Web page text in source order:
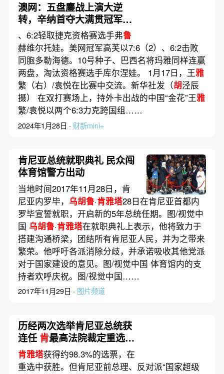
澳网：五盘鏖战上演大逆
转，辛纳首夺大满贯冠军｜
赛事
、6:2轻取捷克资格赛选手弗鲁
赫维尔托娃。美网冠军高芙以7:6（2）、6:2击败
同胞多勒海德。10号种子、巴西名将玛雅同样连赢
两盘，淘汰资格赛选手库尔涅娃。 1月17日，王雅
繁（右）/袁悦在比赛中交流。新华社发（胡泾辰
摄） 在双打赛场上，持外卡出战的中国“金花”王雅
繁/袁悦以两个6:3力克跨国组……
2024年1月28日 · 财新mini+
肯尼亚总统就职典礼 民众闯
体育馆警方出动
当地时间2017年11月28日，肯
尼亚内罗毕， 乌胡鲁·肯雅塔28日在肯尼亚首都内
罗毕宣誓就职，开启新的5年总统任期。图/视觉中
国 乌胡鲁·肯雅塔在就职典礼上表示，他将致力于
搭建沟通桥梁，团结所有肯尼亚人民，并为之带来
繁荣。他呼吁各派消除分歧，并承诺吸收其他党派
对于国家建设的意见。图/视觉中国 体育馆内的支
持者欢呼庆祝。图/视觉中国……
2017年11月29日 · 图片频道
历经两次选举肯尼亚总统获
连任肯最高法院裁定重选有
效
肯雅塔获得约98.3%的选票，在
重选中获胜。但肯尼亚前总理、反对派“国家超级